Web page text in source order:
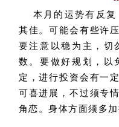
本月的运势有反
其佳。可能会有些许
要注意以稳为主，切
数。要做好规划，以
定，进行投资会有一
可喜进展，不过须专
角恋。身体方面须多加